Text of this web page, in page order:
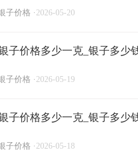
子价格 · 2026-05-20
子价格多少一克_银子多少
子价格 · 2026-05-19
子价格多少一克_银子多少
子价格 · 2026-05-18